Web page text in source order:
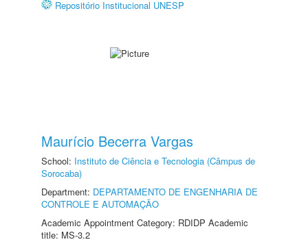
Repositório Institucional UNESP
Maurício Becerra Vargas
School: Instituto de Ciência e Tecnologia (Câmpus de
Sorocaba)
Department: DEPARTAMENTO DE ENGENHARIA DE
CONTROLE E AUTOMAÇÃO
Academic Appointment Category: RDIDP Academic
title: MS-3.2